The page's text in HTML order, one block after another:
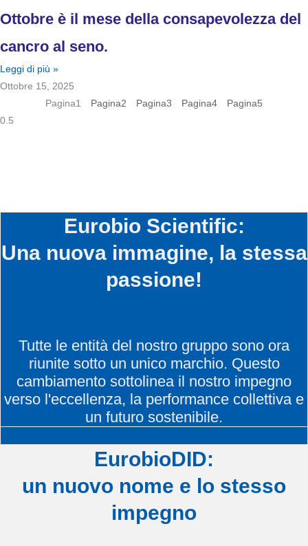
Ottobre è il mese della consapevolezza del
cancro al seno.
Leggi di più »
Ottobre 15, 2025
Pagina1 Pagina2 Pagina3 Pagina4 Pagina5
Eurobio Scientific:
Una nuova immagine, la stessa
passione!
Tutte le entità del nostro gruppo sono ora
riunite sotto un unico marchio. Questo
cambiamento sottolinea il nostro impegno
verso l'eccellenza, la performance collettiva e
un futuro sostenibile.
EurobioDID:
un nuovo nome e lo stesso
impegno